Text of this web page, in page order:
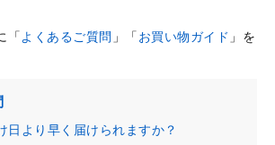
「よくあるご質問 」「お買い物ガイド 」を
日より早く届けられますか？